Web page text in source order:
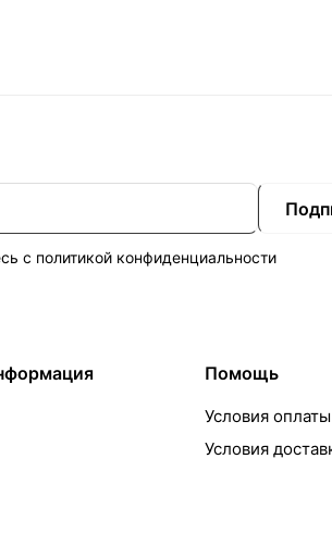
с политикой конфиденциальности
Помощь
Условия оплаты
Условия